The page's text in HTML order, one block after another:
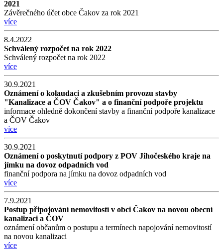
2021
Závěrečného účet obce Čakov za rok 2021
více
8.4.2022
Schválený rozpočet na rok 2022
Schválený rozpočet na rok 2022
více
30.9.2021
Oznámení o kolaudaci a zkušebním provozu stavby
"Kanalizace a ČOV Čakov" a o finanční podpoře projektu
informace ohledně dokončení stavby a finanční podpoře kanalizace
a ČOV Čakov
více
30.9.2021
Oznámení o poskytnutí podpory z POV Jihočeského kraje na
jímku na dovoz odpadních vod
finanční podpora na jímku na dovoz odpadních vod
více
7.9.2021
Postup připojování nemovitostí v obci Čakov na novou obecní
kanalizaci a ČOV
oznámení občanům o postupu a termínech napojování nemovitostí
na novou kanalizaci
více